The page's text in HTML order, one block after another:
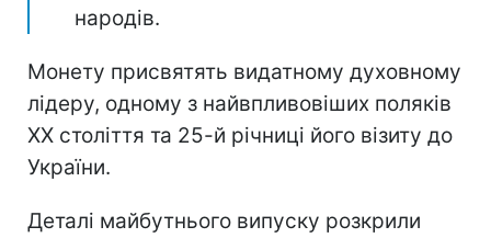
народів.
Монету присвятять видатному духовному
лідеру, одному з найвпливовіших поляків
ХХ століття та 25-й річниці його візиту до
України.
Деталі майбутнього випуску розкрили